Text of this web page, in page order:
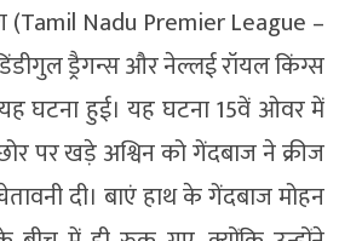
(Tamil Nadu Premier League –
ड्रैगन्स और नेल्लई रॉयल किंग्स
घटना हुई। यह घटना 15वें ओवर में
पर खड़े अश्विन को गेंदबाज ने क्रीज
दी। बाएं हाथ के गेंदबाज मोहन